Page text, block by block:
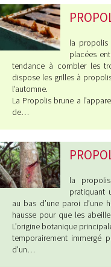
la
placées
tendance à combler les
dispose les grilles à
l’automne.
La Propolis brune a
de…
la
pratiquant
au bas d’une paroi d’une
hausse pour que les
L’origine botanique
temporairement immergé
d'un…